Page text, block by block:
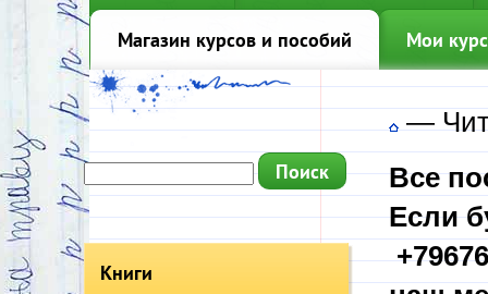
Магазин курсов и пособий Мои
Книги
—
Все
Если